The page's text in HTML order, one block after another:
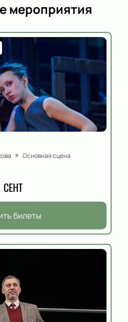
мероприятия
Основная сцена
СЕНТ
билеты